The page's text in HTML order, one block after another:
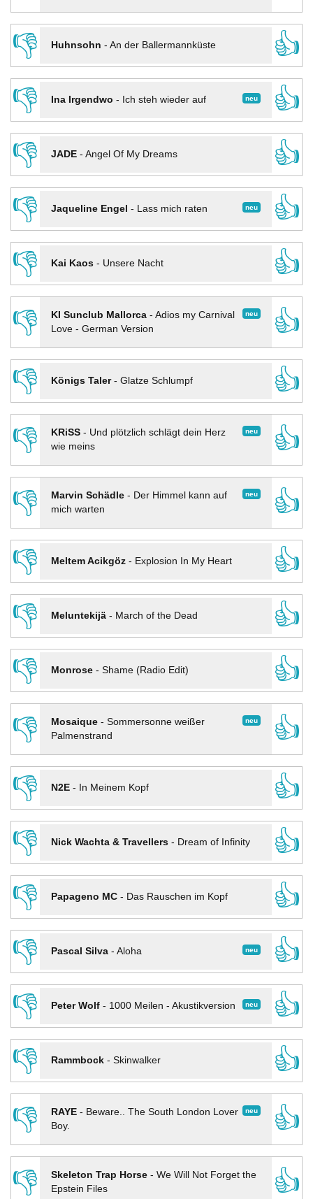
👎
Huhnsohn - An der Ballermannküste
👍
👎
neu
Ina Irgendwo - Ich steh wieder auf
👍
👎
JADE- Angel Of My Dreams
👍
👎
neu
Jaqueline Engel - Lass mich raten
👍
👎
Kai Kaos- Unsere Nacht
👍
👎
neu
KI Sunclub Mallorca- Adios my Carnival
Love - German Version
👍
👎
Königs Taler- Glatze Schlumpf
👍
👎
neu
KRiSS- Und plötzlich schlägt dein Herz
wie meins
👍
👎 neu
Marvin Schädle- Der Himmel kann auf
mich warten
👍
👎
Meltem Acikgöz- Explosion In My Heart
👍
👎
Meluntekijä- March of the Dead
👍
👎
Monrose- Shame (Radio Edit)
👍
👎
neu
Mosaique- Sommersonne weißer
Palmenstrand
👍
👎
N2E- In Meinem Kopf
👍
👎
Nick Wachta & Travellers- Dream of Infinity
👍
👎
Papageno MC- Das Rauschen im Kopf
👍
👎
neu
Pascal Silva- Aloha
👍
👎
neu
Peter Wolf- 1000 Meilen - Akustikversion
👍
👎
Rammbock- Skinwalker
👍
👎
neu
RAYE- Beware.. The South London Lover
Boy.
👍
👎 Skeleton Trap Horse- We Will Not Forget the
Epstein Files
👍